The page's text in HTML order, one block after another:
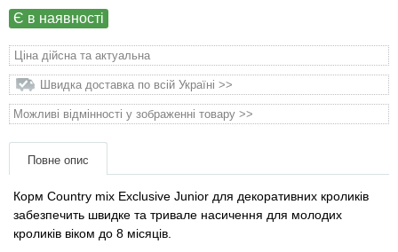
Є в наявності
Ціна дійсна та актуальна
Швидка доставка по всій Україні >>
Можливі відмінності у зображенні товару >>
Повне опис
Корм Country mix Exclusive Junior для декоративних кроликів
забезпечить швидке та тривале насичення для молодих
кроликів віком до 8 місяців.
Товари для гризунів
Товари для коней
Товари для людей
Хозряд - господарчі товари оптом
Популярні зоотоварі